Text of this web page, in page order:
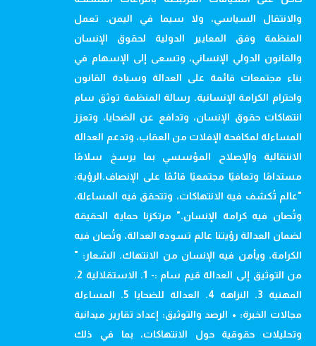
والانتقال السياسي، ولا سيما في اليمن. تعمل
المنظمة وفق المعايير الدولية لحقوق الإنسان
والقانون الدولي الإنساني، وتسعى إلى الإسهام في
بناء مجتمعات قائمة على العدالة وسيادة القانون
واحترام الكرامة الإنسانية. رسالة المنظمة توثق سام
انتهاكات حقوق الإنسان، وتدافع عن الضحايا، وتعزز
المساءلة لمكافحة الإفلات من العقاب، وتدعم العدالة
الانتقالية والإصلاح المؤسسي بما يرسخ سلامًا
مستدامًا وتعافيًا مجتمعيًا قائمًا على الإنصاف.الرؤية:
"عالم تُكشف فيه الانتهاكات، وتتحقق فيه المساءلة،
وتُصان فيه كرامة الإنسان." مرتكزنا حماية الحقيقة
لضمان العدالة رؤيتنا عالم تسوده العدالة، وتُصان فيه
الكرامة، ويأمن فيه الإنسان من الانتهاك. الشعار: "
من التوثيق إلى العدالة قيم سام :- 1. الاستقلالية 2.
المهنية 3. النزاهة 4. العدالة للضحايا 5. المساءلة
مجالات الخبرة: • الرصد والتوثيق: إعداد تقارير ميدانية
وتحليلات حقوقية حول الانتهاكات، بما في ذلك